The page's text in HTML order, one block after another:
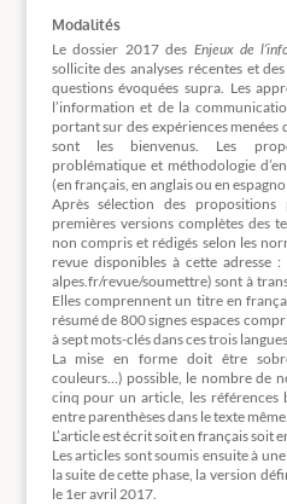
Modalités
Le dossier 2017 des Enjeux de
sollicite des analyses récentes et
questions évoquées supra. Les
l’information et de la
portant sur des expériences menées
sont les bienvenus. Les
problématique et méthodologie
(en français, en anglais ou en
Après sélection des
premières versions complètes des
non compris et rédigés selon les
revue disponibles à cette adresse
alpes.fr/revue/soumettre) sont à
Elles comprennent un titre en
résumé de 800 signes espaces
à sept mots-clés dans ces trois langues.
La mise en forme doit être
couleurs…) possible, le nombre de
cinq pour un article, les références
entre parenthèses dans le texte même.
L’article est écrit soit en français soit
Les articles sont soumis ensuite à
la suite de cette phase, la version
le 1er avril 2017.